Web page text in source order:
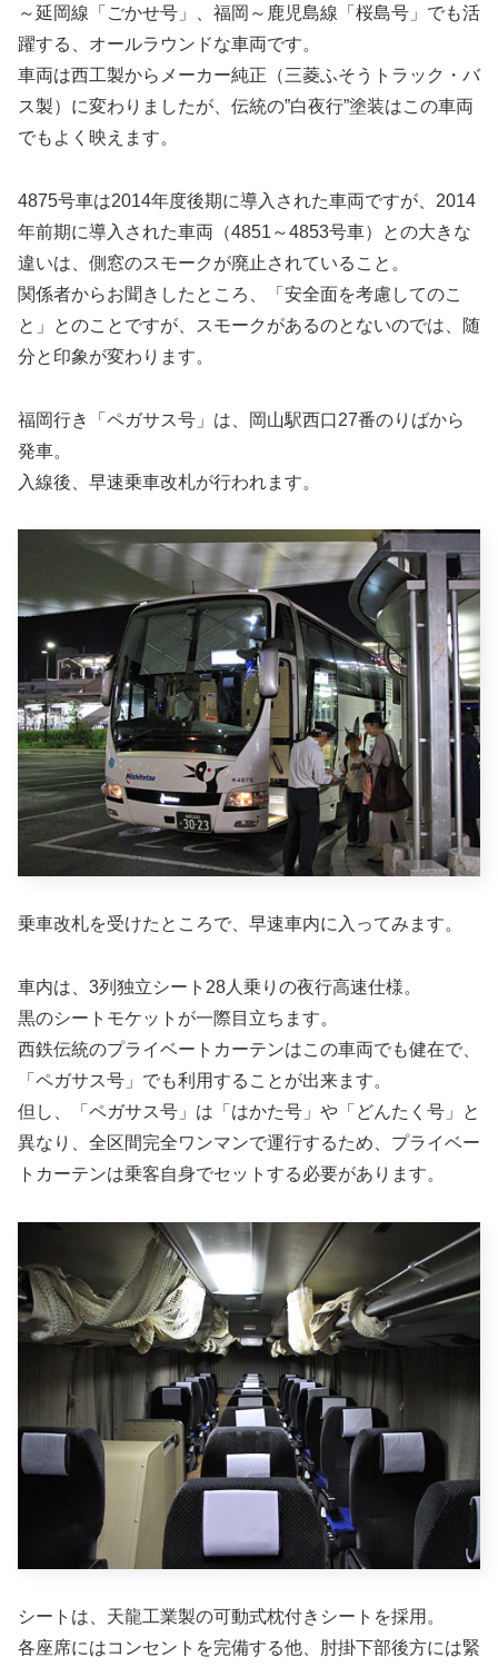
～延岡線「ごかせ号」、福岡～鹿児島線「桜島号」でも活
躍する、オールラウンドな車両です。
車両は西工製からメーカー純正（三菱ふそうトラック・バ
ス製）に変わりましたが、伝統の”白夜行”塗装はこの車両
でもよく映えます。
4875号車は2014年度後期に導入された車両ですが、2014
年前期に導入された車両（4851～4853号車）との大きな
違いは、側窓のスモークが廃止されていること。
関係者からお聞きしたところ、「安全面を考慮してのこ
と」とのことですが、スモークがあるのとないのでは、随
分と印象が変わります。
福岡行き「ペガサス号」は、岡山駅西口27番のりばから
発車。
入線後、早速乗車改札が行われます。
乗車改札を受けたところで、早速車内に入ってみます。
車内は、3列独立シート28人乗りの夜行高速仕様。
黒のシートモケットが一際目立ちます。
西鉄伝統のプライベートカーテンはこの車両でも健在で、
「ペガサス号」でも利用することが出来ます。
但し、「ペガサス号」は「はかた号」や「どんたく号」と
異なり、全区間完全ワンマンで運行するため、プライベー
トカーテンは乗客自身でセットする必要があります。
シートは、天龍工業製の可動式枕付きシートを採用。
各座席にはコンセントを完備する他、肘掛下部後方には緊